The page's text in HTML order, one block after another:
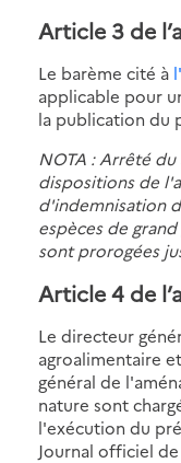
Article 3 de
Le barème cité à
applicable pour
la publication du
NOTA : Arrêté du
dispositions de
d'indemnisation
espèces de
sont prorogées
Article 4 de
Le directeur
agroalimentaire
général de
nature sont
l'exécution du
Journal officiel